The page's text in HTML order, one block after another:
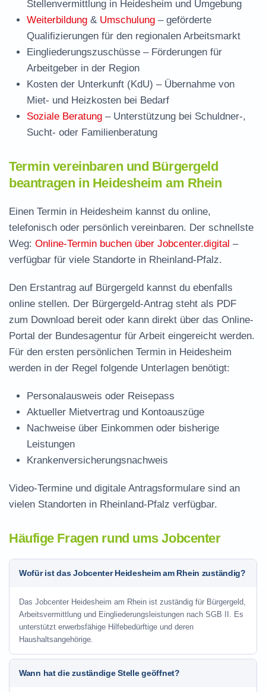
Stellenvermittlung in Heidesheim und Umgebung
Weiterbildung & Umschulung – geförderte
Qualifizierungen für den regionalen Arbeitsmarkt
Eingliederungszuschüsse – Förderungen für
Arbeitgeber in der Region
Kosten der Unterkunft (KdU) – Übernahme von
Miet- und Heizkosten bei Bedarf
Soziale Beratung – Unterstützung bei Schuldner-,
Sucht- oder Familienberatung
Termin vereinbaren und Bürgergeld
beantragen in Heidesheim am Rhein
Einen Termin in Heidesheim kannst du online,
telefonisch oder persönlich vereinbaren. Der schnellste
Weg: Online-Termin buchen über Jobcenter.digital –
verfügbar für viele Standorte in Rheinland-Pfalz.
Den Erstantrag auf Bürgergeld kannst du ebenfalls
online stellen. Der Bürgergeld-Antrag steht als PDF
zum Download bereit oder kann direkt über das Online-
Portal der Bundesagentur für Arbeit eingereicht werden.
Für den ersten persönlichen Termin in Heidesheim
werden in der Regel folgende Unterlagen benötigt:
Personalausweis oder Reisepass
Aktueller Mietvertrag und Kontoauszüge
Nachweise über Einkommen oder bisherige
Leistungen
Krankenversicherungsnachweis
Video-Termine und digitale Antragsformulare sind an
vielen Standorten in Rheinland-Pfalz verfügbar.
Häufige Fragen rund ums Jobcenter
Wofür ist das Jobcenter Heidesheim am Rhein zuständig?
Das Jobcenter Heidesheim am Rhein ist zuständig für Bürgergeld,
Arbeitsvermittlung und Eingliederungsleistungen nach SGB II. Es
unterstützt erwerbsfähige Hilfebedürftige und deren
Haushaltsangehörige.
Wann hat die zuständige Stelle geöffnet?